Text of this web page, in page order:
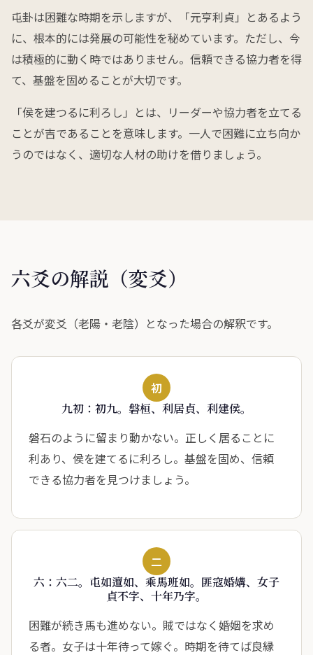
屯卦は困難な時期を示しますが、「元亨利貞」とあるよう
に、根本的には発展の可能性を秘めています。ただし、今
は積極的に動く時ではありません。信頼できる協力者を得
て、基盤を固めることが大切です。
「侯を建つるに利ろし」とは、リーダーや協力者を立てる
ことが吉であることを意味します。一人で困難に立ち向か
うのではなく、適切な人材の助けを借りましょう。
六爻の解説（変爻）
各爻が変爻（老陽・老陰）となった場合の解釈です。
初
九初：初九。磐桓、利居貞、利建侯。
磐石のように留まり動かない。正しく居ることに
利あり、侯を建てるに利ろし。基盤を固め、信頼
できる協力者を見つけましょう。
二
六：六二。屯如邅如、乘馬班如。匪寇婚媾、女子
貞不字、十年乃字。
困難が続き馬も進めない。賊ではなく婚姻を求め
る者。女子は十年待って嫁ぐ。時期を待てば良縁